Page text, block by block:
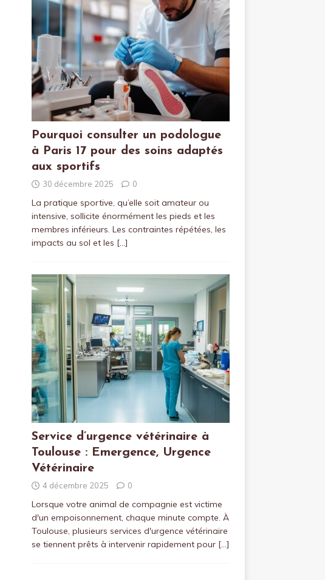
Pourquoi consulter un podologue
à Paris 17 pour des soins adaptés
aux sportifs
30 décembre 2025 0
La pratique sportive, qu’elle soit amateur ou
intensive, sollicite énormément les pieds et les
membres inférieurs. Les contraintes répétées, les
impacts au sol et les […]
Service d’urgence vétérinaire à
Toulouse : Emergence, Urgence
Vétérinaire
4 décembre 2025 0
Lorsque votre animal de compagnie est victime
d'un empoisonnement, chaque minute compte. À
Toulouse, plusieurs services d'urgence vétérinaire
se tiennent prêts à intervenir rapidement pour […]